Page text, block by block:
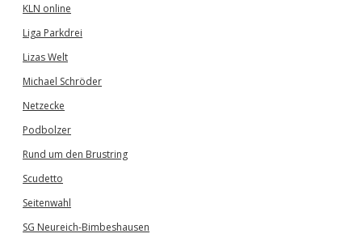
KLN online
Liga Parkdrei
Lizas Welt
Michael Schröder
Netzecke
Podbolzer
Rund um den Brustring
Scudetto
Seitenwahl
SG Neureich-Bimbeshausen